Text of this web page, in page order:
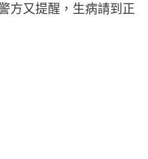
方又提醒，生病請到正